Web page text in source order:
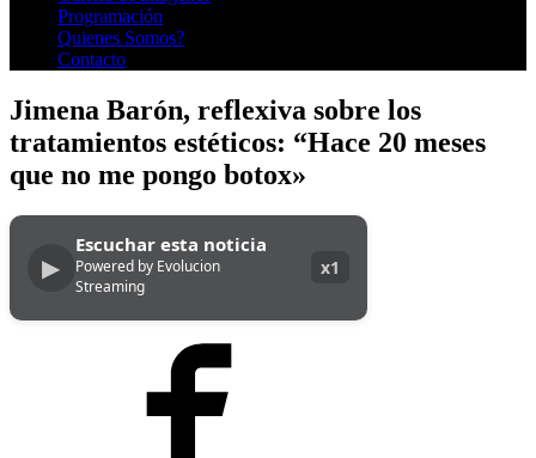
Programación
Quienes Somos?
Contacto
Jimena Barón, reflexiva sobre los
tratamientos estéticos: “Hace 20 meses
que no me pongo botox»
▶
Escuchar esta noticia
Powered by Evolucion
Streaming
x1